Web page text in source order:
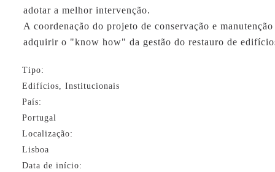
adotar a melhor intervenção.
A coordenação do projeto de conservação e
adquirir o "know how" da gestão do restauro de
Tipo:
Edifícios, Institucionais
País:
Portugal
Localização:
Lisboa
Data de início: